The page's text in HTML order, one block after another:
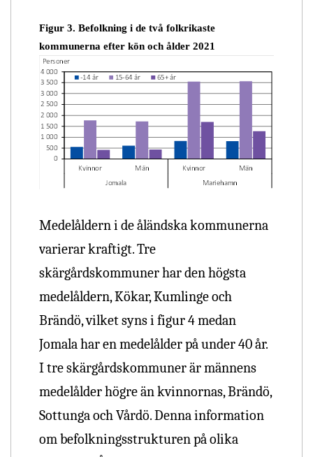
Figur 3. Befolkning i de två folkrikaste
kommunerna efter kön och ålder 2021
Medelåldern i de åländska kommunerna
varierar kraftigt. Tre
skärgårdskommuner har den högsta
medelåldern, Kökar, Kumlinge och
Brändö, vilket syns i figur 4 medan
Jomala har en medelålder på under 40 år.
I tre skärgårdskommuner är männens
medelålder högre än kvinnornas, Brändö,
Sottunga och Vårdö. Denna information
om befolkningsstrukturen på olika